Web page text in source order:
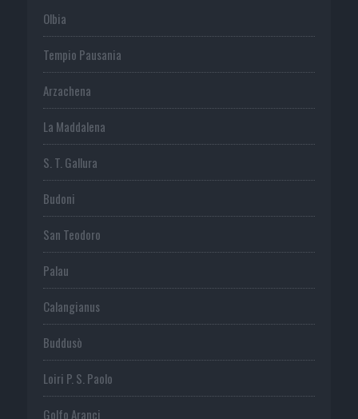
Olbia
Tempio Pausania
Arzachena
La Maddalena
S. T. Gallura
Budoni
San Teodoro
Palau
Calangianus
Buddusò
Loiri P. S. Paolo
Golfo Aranci